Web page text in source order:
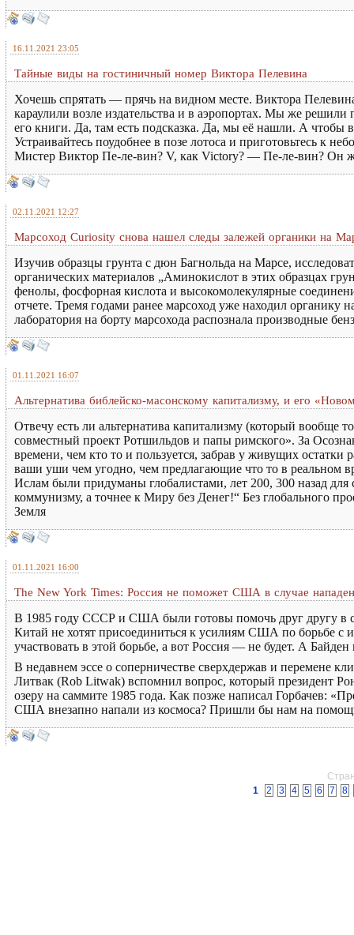
16.11.2021 23:05
Тайные виды на гостиничный номер Виктора Пелевина
Хочешь спрятать — прячь на видном месте. Виктора
караулили возле издательства и в аэропортах. Мы же
его книги. Да, там есть подсказка. Да, мы её нашли. А
Устраивайтесь поудобнее в позе лотоса и приготовьтесь к
Мистер Виктор Пе-ле-вин? V, как Victory? — Пе-ле-вин? Он
02.11.2021 12:27
Марсоход Curiosity снова нашел следы залежей органики на
Изучив образцы грунта с дюн Багнольда на Марсе,
органических материалов „Аминокислот в этих образцах
фенолы, фосфорная кислота и высокомолекулярные
отчете. Тремя годами ранее марсоход уже находил
лаборатория на борту марсохода распознала производные
01.11.2021 16:07
Альтернатива библейско-масонскому капитализму, и его
Отвечу есть ли альтернатива капитализму (который вообще
совместный проект Ротшильдов и папы римского». За
времени, чем кто то и пользуется, забрав у живущих
ваши уши чем угодно, чем предлагающие что то в реальном
Ислам были придуманы глобалистами, лет 200, 300 назад
коммунизму, а точнее к Миру без Денег!“ Без глобального
Земля
01.11.2021 16:00
The New York Times: Россия не поможет США в случае
В 1985 году СССР и США были готовы помочь друг другу в
Китай не хотят присоединиться к усилиям США по борьбе с
участвовать в этой борьбе, а вот Россия — не будет. А Байден
В недавнем эссе о соперничестве сверхдержав и перемене
Литвак (Rob Litwak) вспомнил вопрос, который президент
озеру на саммите 1985 года. Как позже написал Горбачев:
США внезапно напали из космоса? Пришли бы нам на
1
2 3 4 5 6 7 8